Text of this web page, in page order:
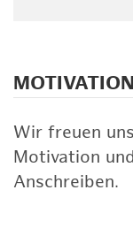
MOTIVATION
Wir freuen
Motivation
Anschreiben.